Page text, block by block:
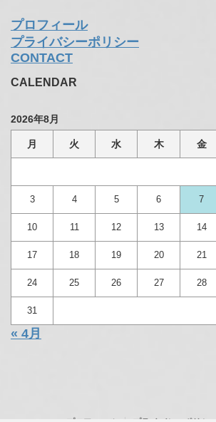
プロフィール
プライバシーポリシー
CONTACT
CALENDAR
2026年8月
月 火 水 木 金
3 4 5 6 7
10 11 12 13 14
17 18 19 20 21
24 25 26 27 28
31
« 4月